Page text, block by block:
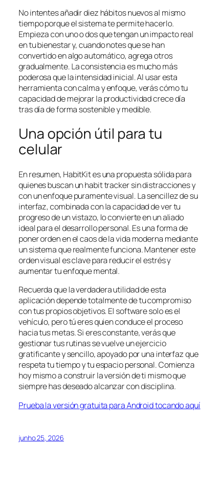
No intentes añadir diez hábitos nuevos al mismo
tiempo porque el sistema te permite hacerlo.
Empieza con uno o dos que tengan un impacto real
en tu bienestar y, cuando notes que se han
convertido en algo automático, agrega otros
gradualmente. La consistencia es mucho más
poderosa que la intensidad inicial. Al usar esta
herramienta con calma y enfoque, verás cómo tu
capacidad de mejorar la productividad crece día
tras día de forma sostenible y medible.
Una opción útil para tu
celular
En resumen, HabitKit es una propuesta sólida para
quienes buscan un habit tracker sin distracciones y
con un enfoque puramente visual. La sencillez de su
interfaz, combinada con la capacidad de ver tu
progreso de un vistazo, lo convierte en un aliado
ideal para el desarrollo personal. Es una forma de
poner orden en el caos de la vida moderna mediante
un sistema que realmente funciona. Mantener este
orden visual es clave para reducir el estrés y
aumentar tu enfoque mental.
Recuerda que la verdadera utilidad de esta
aplicación depende totalmente de tu compromiso
con tus propios objetivos. El software solo es el
vehículo, pero tú eres quien conduce el proceso
hacia tus metas. Si eres constante, verás que
gestionar tus rutinas se vuelve un ejercicio
gratificante y sencillo, apoyado por una interfaz que
respeta tu tiempo y tu espacio personal. Comienza
hoy mismo a construir la versión de ti mismo que
siempre has deseado alcanzar con disciplina.
Prueba la versión gratuita para Android tocando aquí
junho 25, 2026